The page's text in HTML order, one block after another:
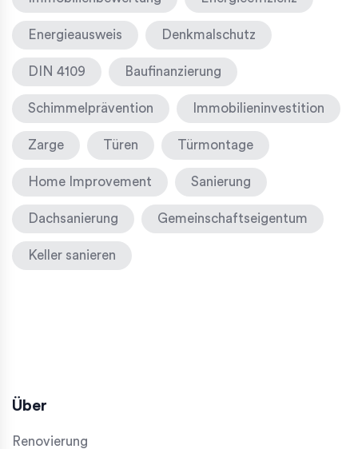
Energieausweis Denkmalschutz
DIN 4109 Baufinanzierung
Schimmelprävention Immobilieninvestition
Zarge Türen Türmontage
Home Improvement Sanierung
Dachsanierung Gemeinschaftseigentum
Keller sanieren
Über
Renovierung